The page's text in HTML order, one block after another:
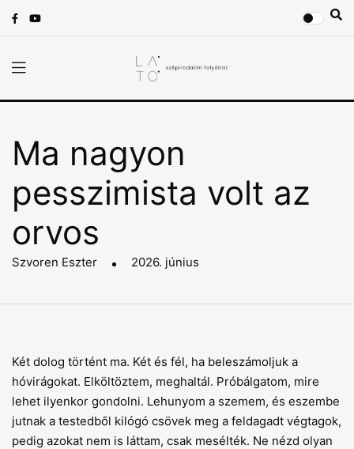
Ma nagyon
pesszimista volt az
orvos
Szvoren Eszter 2026. június
Két dolog történt ma. Két és fél, ha beleszámoljuk a
hóvirágokat. Elköltöztem, meghaltál. Próbálgatom, mire
lehet ilyenkor gondolni. Lehunyom a szemem, és eszembe
jutnak a testedből kilógó csövek meg a feldagadt végtagok,
pedig azokat nem is láttam, csak mesélték. Ne nézd olyan